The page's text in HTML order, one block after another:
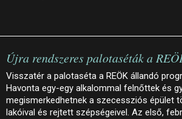
Újra rendszeres palotaséták a
Visszatér a palotaséta a REÖK állandó
Havonta egy-egy alkalommal felnőttek és
megismerkedhetnek a szecessziós épület
lakóival és rejtett szépségeivel. Az első,